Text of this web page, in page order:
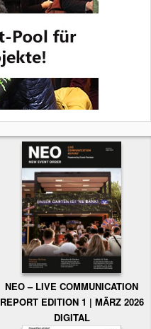
NEO – LIVE COMMUNICATION
REPORT EDITION 1 | MÄRZ 2026
DIGITAL